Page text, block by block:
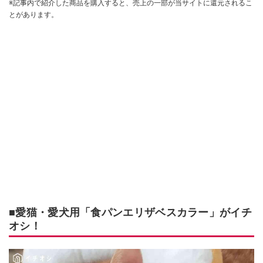
※記事内で紹介した商品を購入すると、売上の一部が当サイトに還元されるこ
とがあります。
■愛猫・愛犬用「食パンエリザベスカラー」がイチ
オシ！